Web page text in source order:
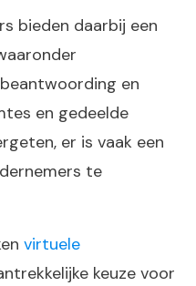
bieden daarbij een
en
en gedeelde
er is vaak een
te
virtuele
keuze voor